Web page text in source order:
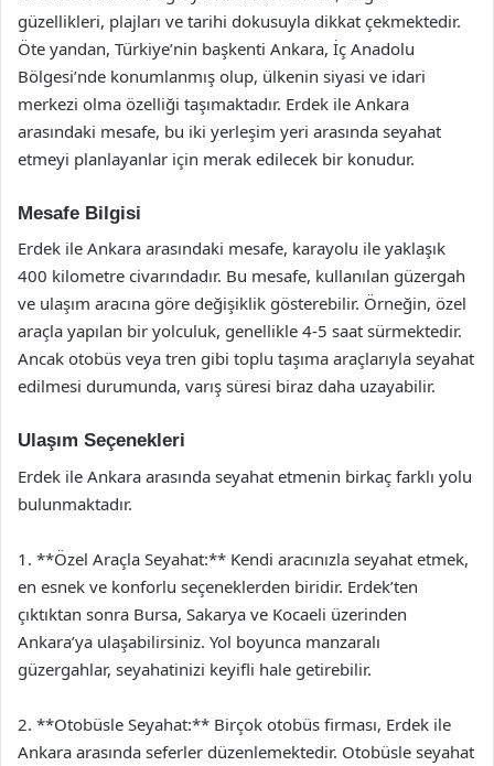
güzellikleri, plajları ve tarihi dokusuyla dikkat çekmektedir.
Öte yandan, Türkiye’nin başkenti Ankara, İç Anadolu
Bölgesi’nde konumlanmış olup, ülkenin siyasi ve idari
merkezi olma özelliği taşımaktadır. Erdek ile Ankara
arasındaki mesafe, bu iki yerleşim yeri arasında seyahat
etmeyi planlayanlar için merak edilecek bir konudur.
Mesafe Bilgisi
Erdek ile Ankara arasındaki mesafe, karayolu ile yaklaşık
400 kilometre civarındadır. Bu mesafe, kullanılan güzergah
ve ulaşım aracına göre değişiklik gösterebilir. Örneğin, özel
araçla yapılan bir yolculuk, genellikle 4-5 saat sürmektedir.
Ancak otobüs veya tren gibi toplu taşıma araçlarıyla seyahat
edilmesi durumunda, varış süresi biraz daha uzayabilir.
Ulaşım Seçenekleri
Erdek ile Ankara arasında seyahat etmenin birkaç farklı yolu
bulunmaktadır.
1. **Özel Araçla Seyahat:** Kendi aracınızla seyahat etmek,
en esnek ve konforlu seçeneklerden biridir. Erdek’ten
çıktıktan sonra Bursa, Sakarya ve Kocaeli üzerinden
Ankara’ya ulaşabilirsiniz. Yol boyunca manzaralı
güzergahlar, seyahatinizi keyifli hale getirebilir.
2. **Otobüsle Seyahat:** Birçok otobüs firması, Erdek ile
Ankara arasında seferler düzenlemektedir. Otobüsle seyahat